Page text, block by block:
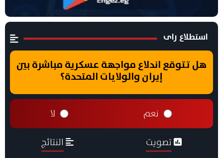
استطلاع راى
هل تتوقع اندلاع مواجهة عسكرية مباشرة بين
إيران والولايات المتحدة؟
نعم لا
تصويت النتائج